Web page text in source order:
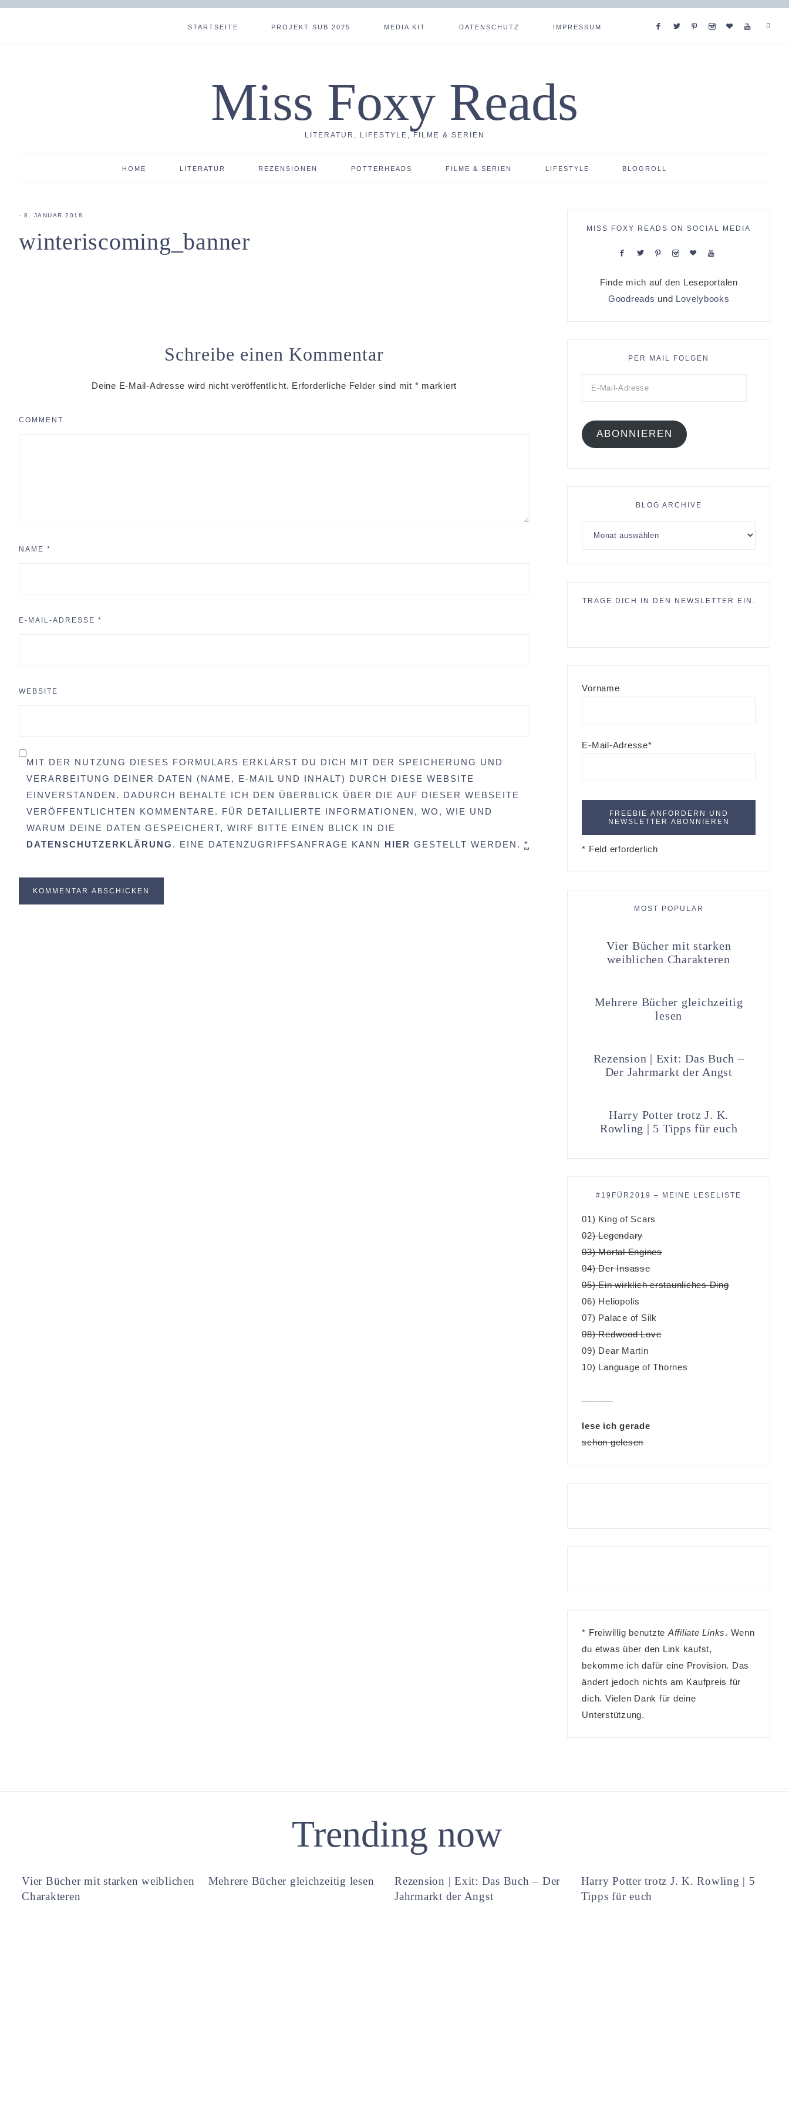
STARTSEITE PROJEKT SUB 2025 MEDIA KIT DATENSCHUTZ IMPRESSUM
Miss Foxy Reads
LITERATUR, LIFESTYLE, FILME & SERIEN
HOME LITERATUR REZENSIONEN POTTERHEADS FILME & SERIEN LIFESTYLE BLOGROLL
· 8. JANUAR 2018
winteriscoming_banner
Schreibe einen Kommentar
Deine E-Mail-Adresse wird nicht veröffentlicht. Erforderliche Felder sind mit * markiert
COMMENT
NAME *
E-MAIL-ADRESSE *
WEBSITE
MIT DER NUTZUNG DIESES FORMULARS ERKLÄRST DU DICH MIT DER SPEICHERUNG UND
VERARBEITUNG DEINER DATEN (NAME, E-MAIL UND INHALT) DURCH DIESE WEBSITE
EINVERSTANDEN. DADURCH BEHALTE ICH DEN ÜBERBLICK ÜBER DIE AUF DIESER WEBSEITE
VERÖFFENTLICHTEN KOMMENTARE. FÜR DETAILLIERTE INFORMATIONEN, WO, WIE UND
WARUM DEINE DATEN GESPEICHERT, WIRF BITTE EINEN BLICK IN DIE
DATENSCHUTZERKLÄRUNG . EINE DATENZUGRIFFSANFRAGE KANN HIER GESTELLT WERDEN. *
MISS FOXY READS ON SOCIAL MEDIA
Finde mich auf den Leseportalen
Goodreads und Lovelybooks
PER MAIL FOLGEN
ABONNIEREN
BLOG ARCHIVE
TRAGE DICH IN DEN NEWSLETTER EIN.
Vorname
E-Mail-Adresse*
* Feld erforderlich
MOST POPULAR
Vier Bücher mit starken
weiblichen Charakteren
Mehrere Bücher gleichzeitig
lesen
Rezension | Exit: Das Buch –
Der Jahrmarkt der Angst
Harry Potter trotz J. K.
Rowling | 5 Tipps für euch
#19FÜR2019 – MEINE LESELISTE
01) King of Scars
02) Legendary
03) Mortal Engines
04) Der Insasse
05) Ein wirklich erstaunliches Ding
06) Heliopolis
07) Palace of Silk
08) Redwood Love
09) Dear Martin
10) Language of Thornes
lese ich gerade
schon gelesen
* Freiwillig benutzte Affiliate Links. Wenn
du etwas über den Link kaufst,
bekomme ich dafür eine Provision. Das
ändert jedoch nichts am Kaufpreis für
dich. Vielen Dank für deine
Unterstützung.
Trending now
Vier Bücher mit starken weiblichen
Charakteren
Mehrere Bücher gleichzeitig lesen
Rezension | Exit: Das Buch – Der
Jahrmarkt der Angst
Harry Potter trotz J. K. Rowling | 5
Tipps für euch